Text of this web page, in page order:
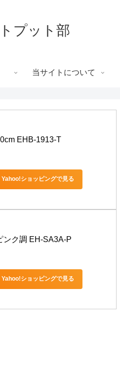
プット部
当サイトについて
EHB-1913-T
Yahoo!ショッピングで見る
ンク調 EH-SA3A-P
Yahoo!ショッピングで見る